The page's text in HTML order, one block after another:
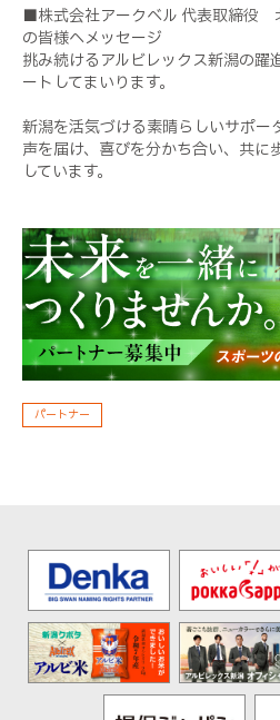
■株式会社アークベル 代表取締役
の皆様へメッセージ
挑み続けるアルビレックス新潟の躍
ートしてまいります。
新潟を活気づける素晴らしいサポー
声を届け、喜びを分かち合い、共に
しています。
パートナー